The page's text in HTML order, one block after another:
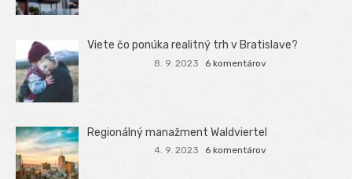
Viete čo ponúka realitný trh v Bratislave?
8. 9. 2023 6 komentárov
Regionálný manažment Waldviertel
4. 9. 2023 6 komentárov